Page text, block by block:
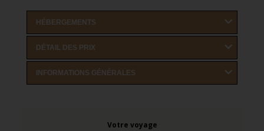
HÉBERGEMENTS
DÉTAIL DES PRIX
INFORMATIONS GÉNÉRALES
Votre voyage